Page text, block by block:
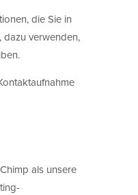
die Sie in
dazu verwenden,
als unsere